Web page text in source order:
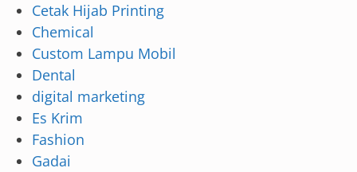
Cetak Hijab Printing
Chemical
Custom Lampu Mobil
Dental
digital marketing
Es Krim
Fashion
Gadai